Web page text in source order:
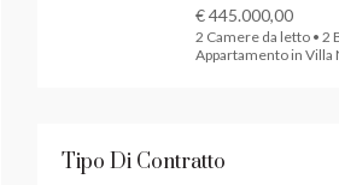
€ 445.000,00
2 Camere da letto • 2
Appartamento in Villa
Tipo Di Contratto